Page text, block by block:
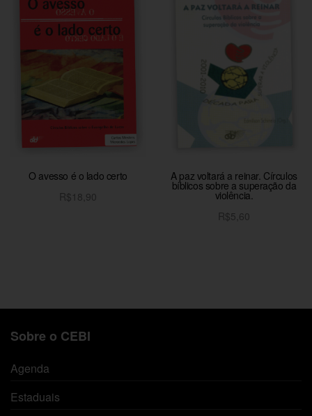
O avesso é o lado certo
R$ 18,90
A paz voltará a reinar. Círculos
bíblicos sobre a superação da
violência.
R$5,60
Sobre o CEBI
Agenda
Estaduais